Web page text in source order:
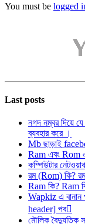
You must be logged
Last posts
নগদ নম্বর দিয়ে
ব্যবহার করে ।
Mb ছাড়াই
Ram এবং Rom
কম্পিউটার
রম (Rom) কি?
Ram কি? Ram
Wapkiz এ
header] পব
মৌলিক বৈদ্যুতিক